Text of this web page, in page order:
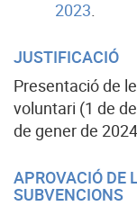
2023.
JUSTIFICACIÓ
Presentació de
voluntari (1 de
de gener de
APROVACIÓ DE
SUBVENCIONS